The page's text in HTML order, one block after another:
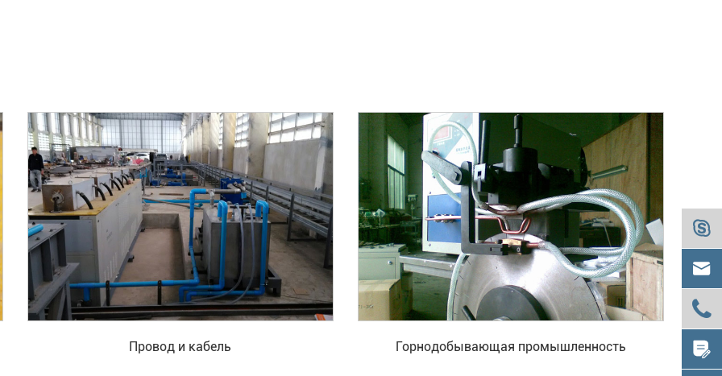
Провод и кабель Горнодобывающая промышленность



